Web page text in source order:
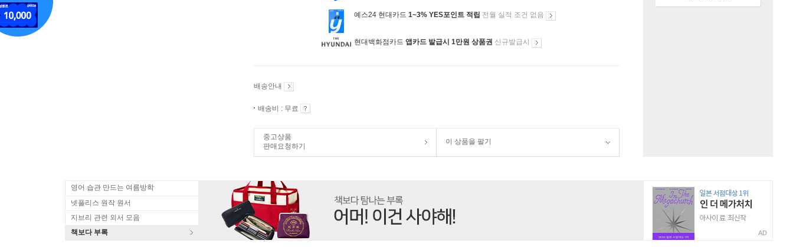
예스24 현대카드 1~3% YES포인트 적립 전월 실적 조건 없음
현대백화점카드 앱카드 발급시 1만원 상품권 신규발급시
배송안내
배송비 : 무료
중고상품
판매요청하기
이 상품을 팔기
영어 습관 만드는 여름방학
넷플리스 원작 원서
지브리 관련 외서 모음
책보다 부록
AD